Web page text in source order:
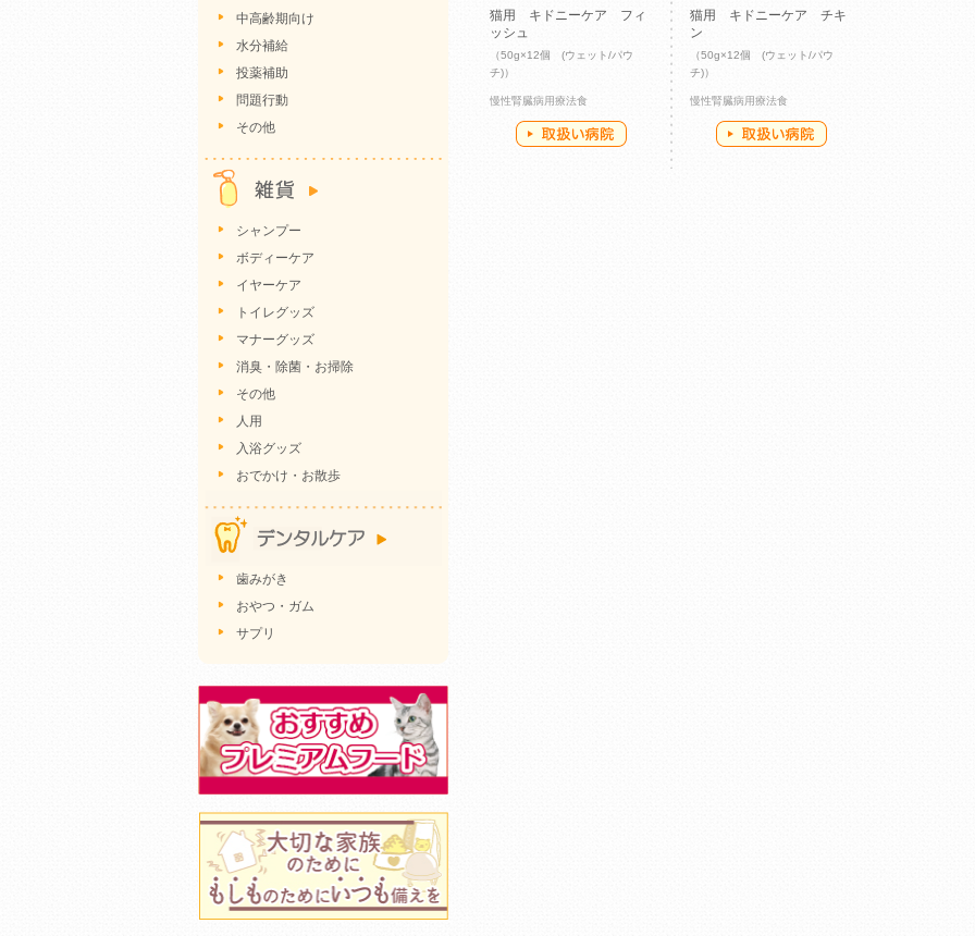
猫用 キドニーケア フィ
ッシュ
（50g×12個 (ウェット/パウ
チ)）
慢性腎臓病用療法食
猫用 キドニーケア チキ
ン
（50g×12個 (ウェット/パウ
チ)）
慢性腎臓病用療法食
中高齢期向け
水分補給
投薬補助
問題行動
その他
シャンプー
ボディーケア
イヤーケア
トイレグッズ
マナーグッズ
消臭・除菌・お掃除
その他
人用
入浴グッズ
おでかけ・お散歩
歯みがき
おやつ・ガム
サプリ